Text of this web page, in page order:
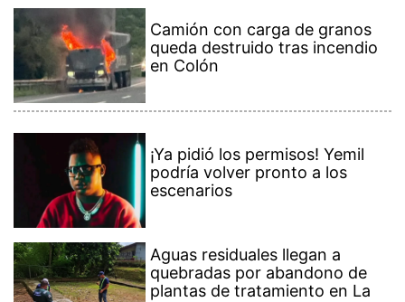
Camión con carga de granos
queda destruido tras incendio
en Colón
¡Ya pidió los permisos! Yemil
podría volver pronto a los
escenarios
Aguas residuales llegan a
quebradas por abandono de
plantas de tratamiento en La